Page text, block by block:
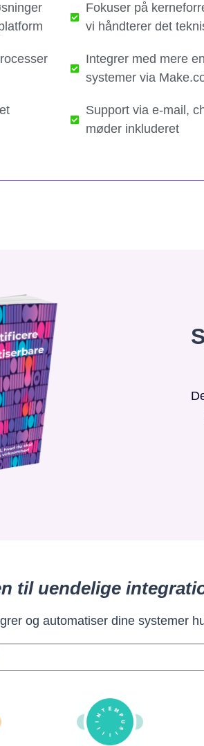
Fokuser på
vi håndterer det
Integrer med mere
systemer via
Support via e-mail,
møder inkluderet
til uendelige
og automatiser dine systemer